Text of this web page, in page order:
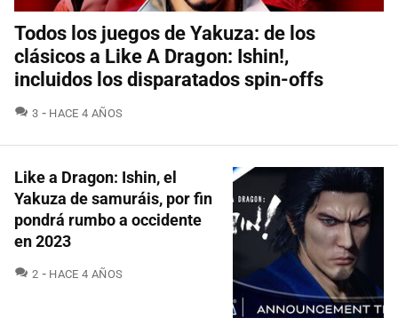
Todos los juegos de Yakuza: de los
clásicos a Like A Dragon: Ishin!,
incluidos los disparatados spin-offs
3 COMENTARIOS
HACE 4 AÑOS
Like a Dragon: Ishin, el
Yakuza de samuráis, por fin
pondrá rumbo a occidente
en 2023
2 COMENTARIOS
HACE 4 AÑOS